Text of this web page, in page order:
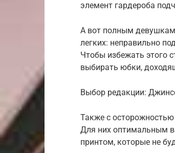
элемент гардероба
А вот полным девушкам
легких: неправильно
Чтобы избежать этого
выбирать юбки,
Выбор редакции:
Также с
Для них оптимальным
принтом, которые не